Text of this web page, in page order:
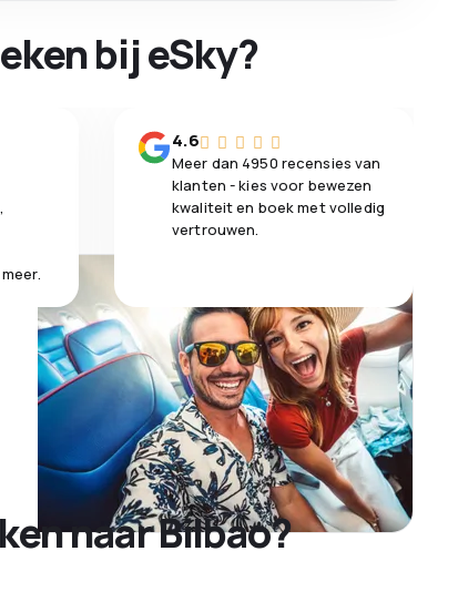
bij eSky?
4.6
Meer dan 4950 recensies van
klanten - kies voor bewezen
kwaliteit en boek met volledig
vertrouwen.
naar Bilbao?